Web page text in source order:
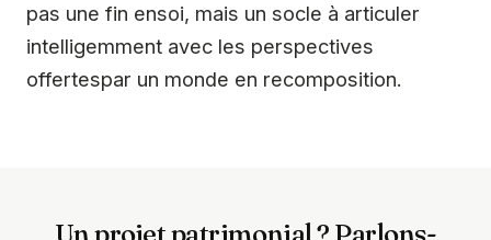
pas une fin ensoi, mais un socle à articuler
intelligemment avec les perspectives
offertespar un monde en recomposition.